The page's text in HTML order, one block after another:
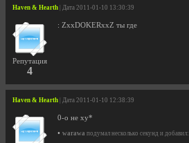
Haven & Hearth | Дата 2011-01-10 13:30:39
Репутация
4
: ZxxDOKERxxZ ты где
Haven & Hearth | Дата 2011-01-10 12:38:39
0-о не ху*
• warawa подумал несколько секунд и добавил: